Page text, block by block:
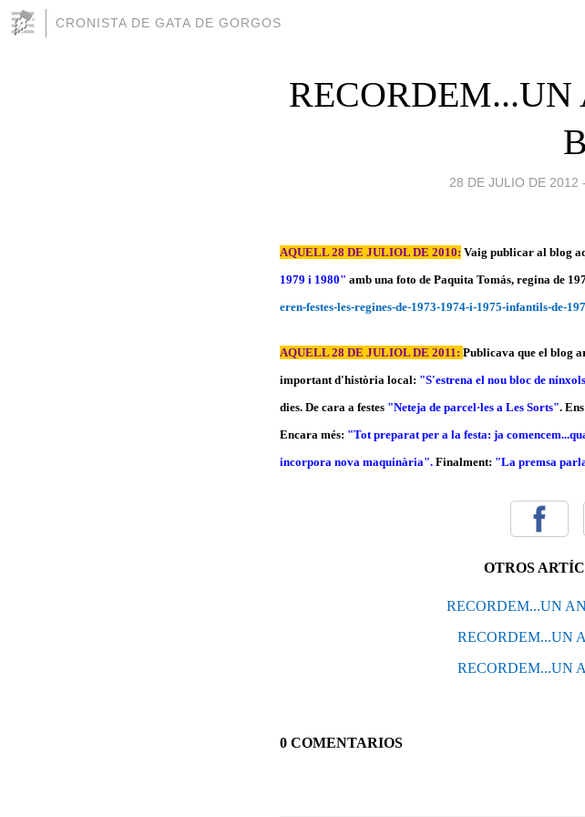
CRONISTA DE GATA DE GORGOS
RECORDEM...UN
28 DE JULIO DE 2012
AQUELL 28 DE JULIOL DE 2010: Vaig publicar al blog
1979 i 1980" amb una foto de Paquita Tomás, regina de
eren-festes-les-regines-de-1973-1974-i-1975-infantils-de-
AQUELL 28 DE JULIOL DE 2011: Publicava que el blog
important d'història local: "S'estrena el nou bloc de
dies. De cara a festes "Neteja de parcel·les a Les Sorts".
Encara més: "Tot preparat per a la festa: ja
incorpora nova maquinària". Finalment: "La premsa
OTROS
RECORDEM...UN
RECORDEM...UN
RECORDEM...UN
0 COMENTARIOS